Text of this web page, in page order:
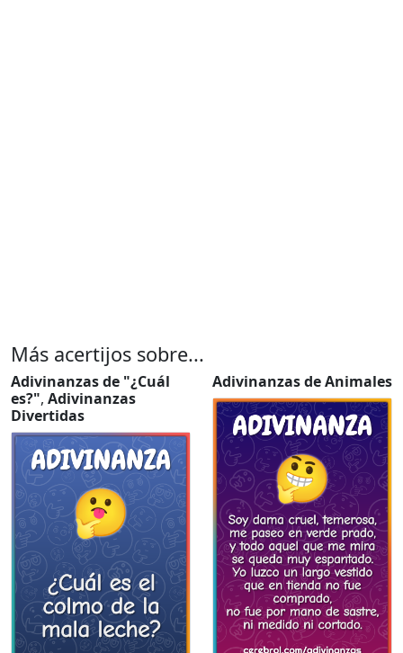
Más acertijos sobre...
Adivinanzas de "¿Cuál
es?", Adivinanzas
Divertidas
Adivinanzas de Animales